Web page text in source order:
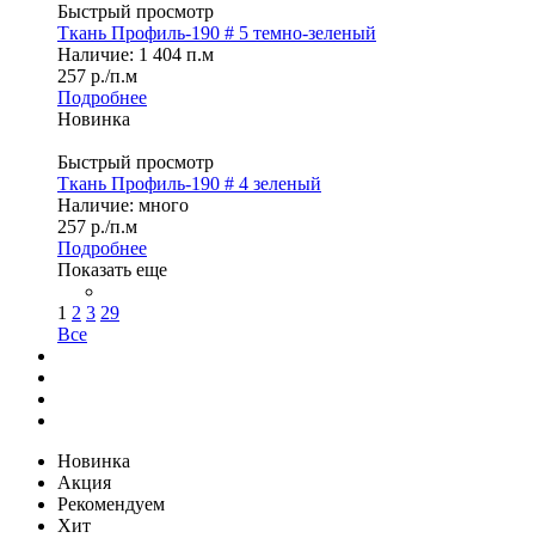
Быстрый просмотр
Ткань Профиль-190 # 5 темно-зеленый
Наличие: 1 404 п.м
257 р./п.м
Подробнее
Новинка
Быстрый просмотр
Ткань Профиль-190 # 4 зеленый
Наличие: много
257 р./п.м
Подробнее
Показать еще
1 2 3 29
Все
Новинка
Акция
Рекомендуем
Хит